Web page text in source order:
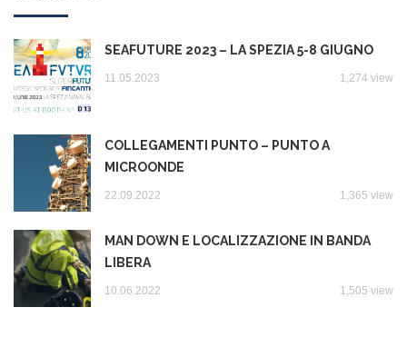
SEAFUTURE 2023 – LA SPEZIA 5-8 GIUGNO
11.05.2023 1,274 view
COLLEGAMENTI PUNTO – PUNTO A
MICROONDE
22.09.2022 1,365 view
MAN DOWN E LOCALIZZAZIONE IN BANDA
LIBERA
10.06.2022 1,505 view